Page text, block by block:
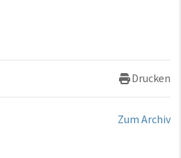
Drucken
Zum Archiv